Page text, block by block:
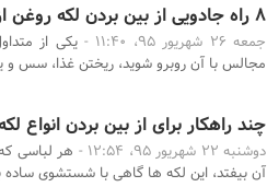
8 راه جادویی از بین بردن لکه روغن از لباس
جمعه 26 شهریور 95، 11:40 -
یکی از
مجالس با آن روبرو شوید، ریختن غذا، سس و
چند راهکار برای از بین بردن انواع
دوشنبه 22 شهریور 95، 12:54 -
هر لباسی
آن بیفتد، این لکه ها گاهی با شستشوی